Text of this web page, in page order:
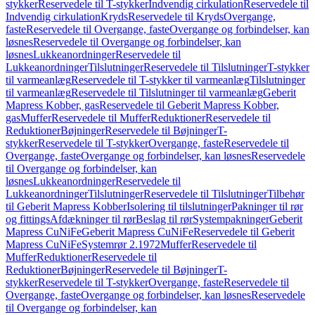
stykkerReservedele til T-stykkerIndvendig cirkulationReservedele til
Indvendig cirkulationKrydsReservedele til KrydsOvergange,
fasteReservedele til Overgange, fasteOvergange og forbindelser, kan
løsnesReservedele til Overgange og forbindelser, kan
løsnesLukkeanordningerReservedele til
LukkeanordningerTilslutningerReservedele til TilslutningerT-stykker
til varmeanlægReservedele til T-stykker til varmeanlægTilslutninger
til varmeanlægReservedele til Tilslutninger til varmeanlægGeberit
Mapress Kobber, gasReservedele til Geberit Mapress Kobber,
gasMufferReservedele til MufferReduktionerReservedele til
ReduktionerBøjningerReservedele til BøjningerT-
stykkerReservedele til T-stykkerOvergange, fasteReservedele til
Overgange, fasteOvergange og forbindelser, kan løsnesReservedele
til Overgange og forbindelser, kan
løsnesLukkeanordningerReservedele til
LukkeanordningerTilslutningerReservedele til TilslutningerTilbehør
til Geberit Mapress KobberIsolering til tilslutningerPakninger til rør
og fittingsAfdækninger til rørBeslag til rørSystempakningerGeberit
Mapress CuNiFeGeberit Mapress CuNiFeReservedele til Geberit
Mapress CuNiFeSystemrør 2.1972MufferReservedele til
MufferReduktionerReservedele til
ReduktionerBøjningerReservedele til BøjningerT-
stykkerReservedele til T-stykkerOvergange, fasteReservedele til
Overgange, fasteOvergange og forbindelser, kan løsnesReservedele
til Overgange og forbindelser, kan